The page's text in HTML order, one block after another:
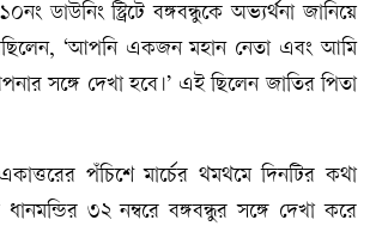
ডাউনিং স্ট্রিটে বঙ্গবন্ধুকে অভ্যর্থনা জানিয়ে
‘আপনি একজন মহান নেতা এবং আমি
সঙ্গে দেখা হবে।’ এই ছিলেন জাতির পিতা
পঁচিশে মার্চের থমথমে দিনটির কথা
৩২ নম্বরে বঙ্গবন্ধুর সঙ্গে দেখা করে